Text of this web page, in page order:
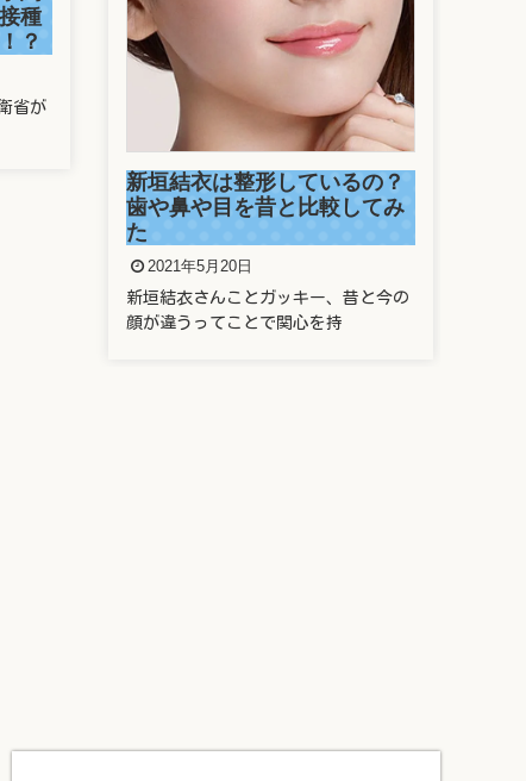
種
？
省が
新垣結衣は整形しているの？
歯や鼻や目を昔と比較してみ
た
2021年5月20日
新垣結衣さんことガッキー、昔と今の
顔が違うってことで関心を持